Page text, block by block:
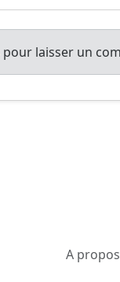
pour laisser un
A propos